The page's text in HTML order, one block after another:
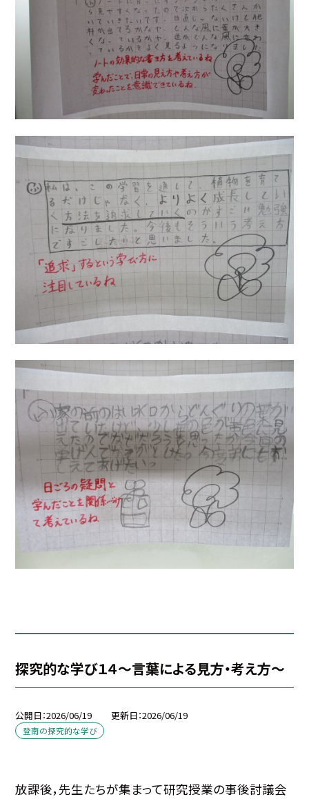
探究的な学び１４～言葉による見方・考え方～
公開日 2026/06/19 更新日 2026/06/19
登南の探究的な学び
放課後，先生たちが集まって研究授業の事後討議会